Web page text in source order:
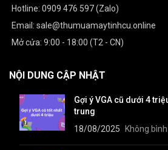
Hotline: 0909 476 597 (Zalo)
Email: sale@thumuamaytinhcu.online
Mở cửa: 9:00 - 18:00 (T2 - CN)
NỘI DUNG CẬP NHẬT
Gợi ý VGA cũ dưới 4
trung
18/08/2025
Không